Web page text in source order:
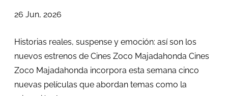
26 Jun, 2026
Historias reales, suspense y emoción: así son los
nuevos estrenos de Cines Zoco Majadahonda Cines
Zoco Majadahonda incorpora esta semana cinco
nuevas películas que abordan temas como la